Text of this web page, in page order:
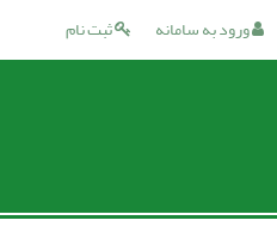
ثبت نام ورود به سامانه